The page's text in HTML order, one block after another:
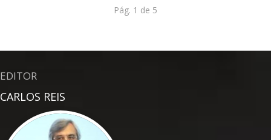
Pág. 1 de 5
EDITOR
CARLOS REIS